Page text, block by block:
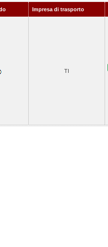
Impresa di trasporto
TI